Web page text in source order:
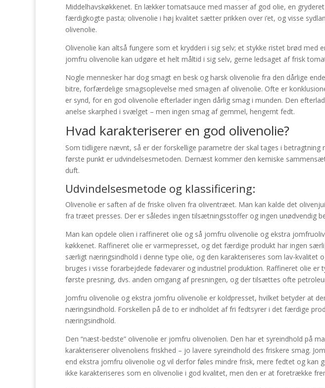
Middelhavskøkkenet. En lækker tomatsauce med masser af god olie, en
færdigkogte pasta; olivenolie i høj kvalitet sætter prikken over i’et, og visse
olivenolie.
Olivenolie kan altså fungere som et krydderi i sig selv; et stykke ristet brød med
jomfru olivenolie kan udgøre et helt måltid i sig selv, gerne ledsaget af frisk
Nogle mennesker har dog smagt en besk og harsk olivenolie fra den dårlige
bitre, forfærdelige smagsoplevelse med smagen af olivenolie. Ofte er
er synd, for en god olivenolie efterlader ingen dårlig smag i munden. Den
anelse skarphed i svælget – men ingen smag af gemmel, hengemt fedt.
Hvad karakteriserer en god olivenolie?
Som tidligere nævnt, så er der forskellige parametre der skal tages i betragtning
første punkt er udvindelsesmetoden. Dernæst kommer den kemiske
duft.
Udvindelsesmetode og klassificering:
Olivenolie er saften af de friske oliven fra oliventræet. Man kan kalde det
fra træet presses. Der er således ingen tilsætningsstoffer og ingen unødvendig
Man kan opdele olien i raffineret olie og så jomfru olivenolie og ekstra
køkkenet. Raffineret olie er varmepresset, og det færdige produkt har ingen
særligt næringsindhold i denne type olie, og den karakteriseres som lav-kvalitet
bruges i visse forarbejdede fødevarer og industriel produktion. Raffineret olie
første presning, dvs. anden omgang af presningen, og der tilsættes ofte
Jomfru olivenolie og ekstra jomfru olivenolie er koldpresset, hvilket betyder at
næringsindhold. Forskellen på de to er indholdet af fri fedtsyrer i det færdige
næringsindhold.
Den “næst-bedste” olivenolie er jomfru olivenolien. Den har et syreindhold på
karakteriserer olivenoliens friskhed – jo lavere syreindhold des friskere smag.
end ekstra jomfru olivenolie og vil derfor føles mindre frisk, mere fedtet og kan
ikke karakteriseres som en olivenolie i god kvalitet, men den er at foretrække